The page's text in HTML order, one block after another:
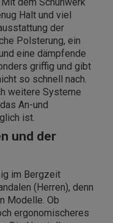
Halt und viel
der
Polsterung, ein
eine dämpfende
griffig und gibt
so schnell nach.
weitere Systeme
An-und
ist.
und der
im Bergzeit
(Herren), denn
Modelle. Ob
ergonomischeres